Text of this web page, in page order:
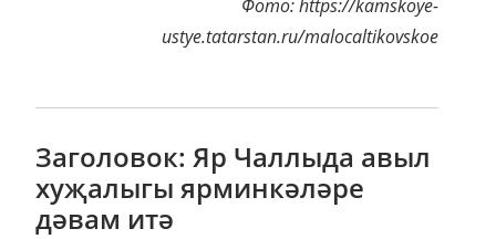
Фото: https://kamskoye-
ustye.tatarstan.ru/malocaltikovskoe
Заголовок: Яр Чаллыда авыл
хуҗалыгы ярминкәләре
дәвам итә